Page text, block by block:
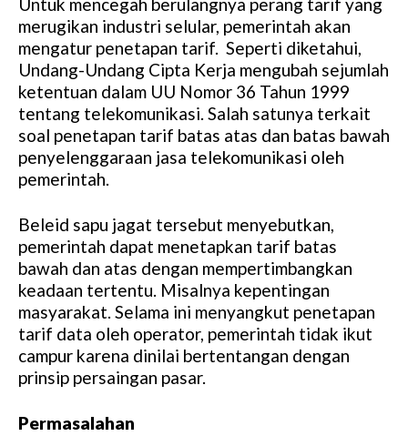
M
u
e
merugikan industri selular, pemerintah akan
mengatur penetapan tarif. Seperti diketahui,
Undang-Undang Cipta Kerja mengubah sejumlah
ketentuan dalam UU Nomor 36 Tahun 1999
tentang telekomunikasi. Salah satunya terkait
soal penetapan tarif batas atas dan batas bawah
penyelenggaraan jasa telekomunikasi oleh
pemerintah.
Beleid sapu jagat tersebut menyebutkan,
pemerintah dapat menetapkan tarif batas
bawah dan atas dengan mempertimbangkan
keadaan tertentu. Misalnya kepentingan
masyarakat. Selama ini menyangkut penetapan
tarif data oleh operator, pemerintah tidak ikut
campur karena dinilai bertentangan dengan
prinsip persaingan pasar.
Permasalahan